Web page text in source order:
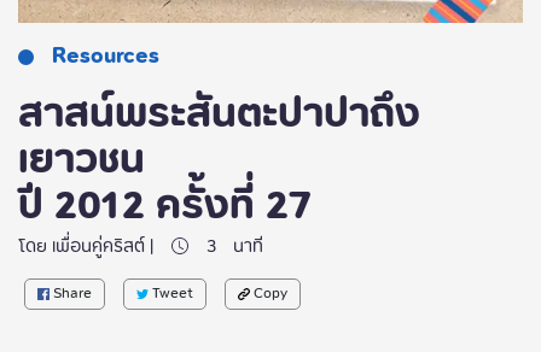
Resources
สาสน์พระสันตะปาปาถึง
เยาวชน
ปี 2012 ครั้งที่ 27
โดย เพื่อนคู่คริสต์ | 3 นาที
Share Tweet Copy